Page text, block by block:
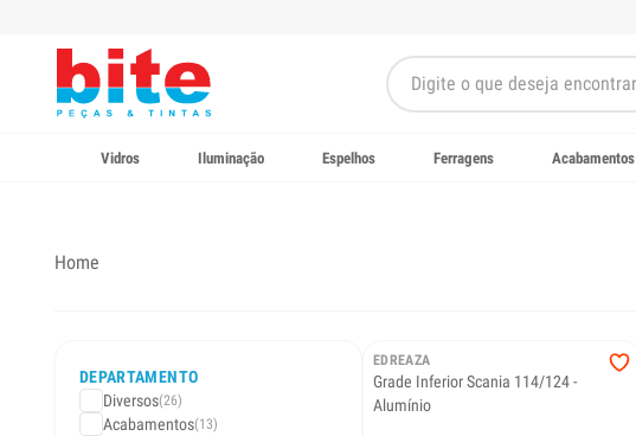
Vidros Iluminação Espelhos Ferragens Acabamentos
Home
DEPARTAMENTO
Diversos(26)
Acabamentos(13)
EDREAZA
Grade Inferior Scania 114/124 -
Alumínio